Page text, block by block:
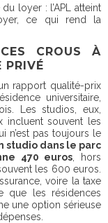
loyer : l’APL atteint
ce qui rend la
CROUS À
PRIVÉ
rapport qualité-prix
universitaire,
Les studios, eux,
incluent souvent les
n’est pas toujours le
studio dans le parc
470 euros , hors
les 600 euros.
voire la taxe
que les résidences
une option sérieuse